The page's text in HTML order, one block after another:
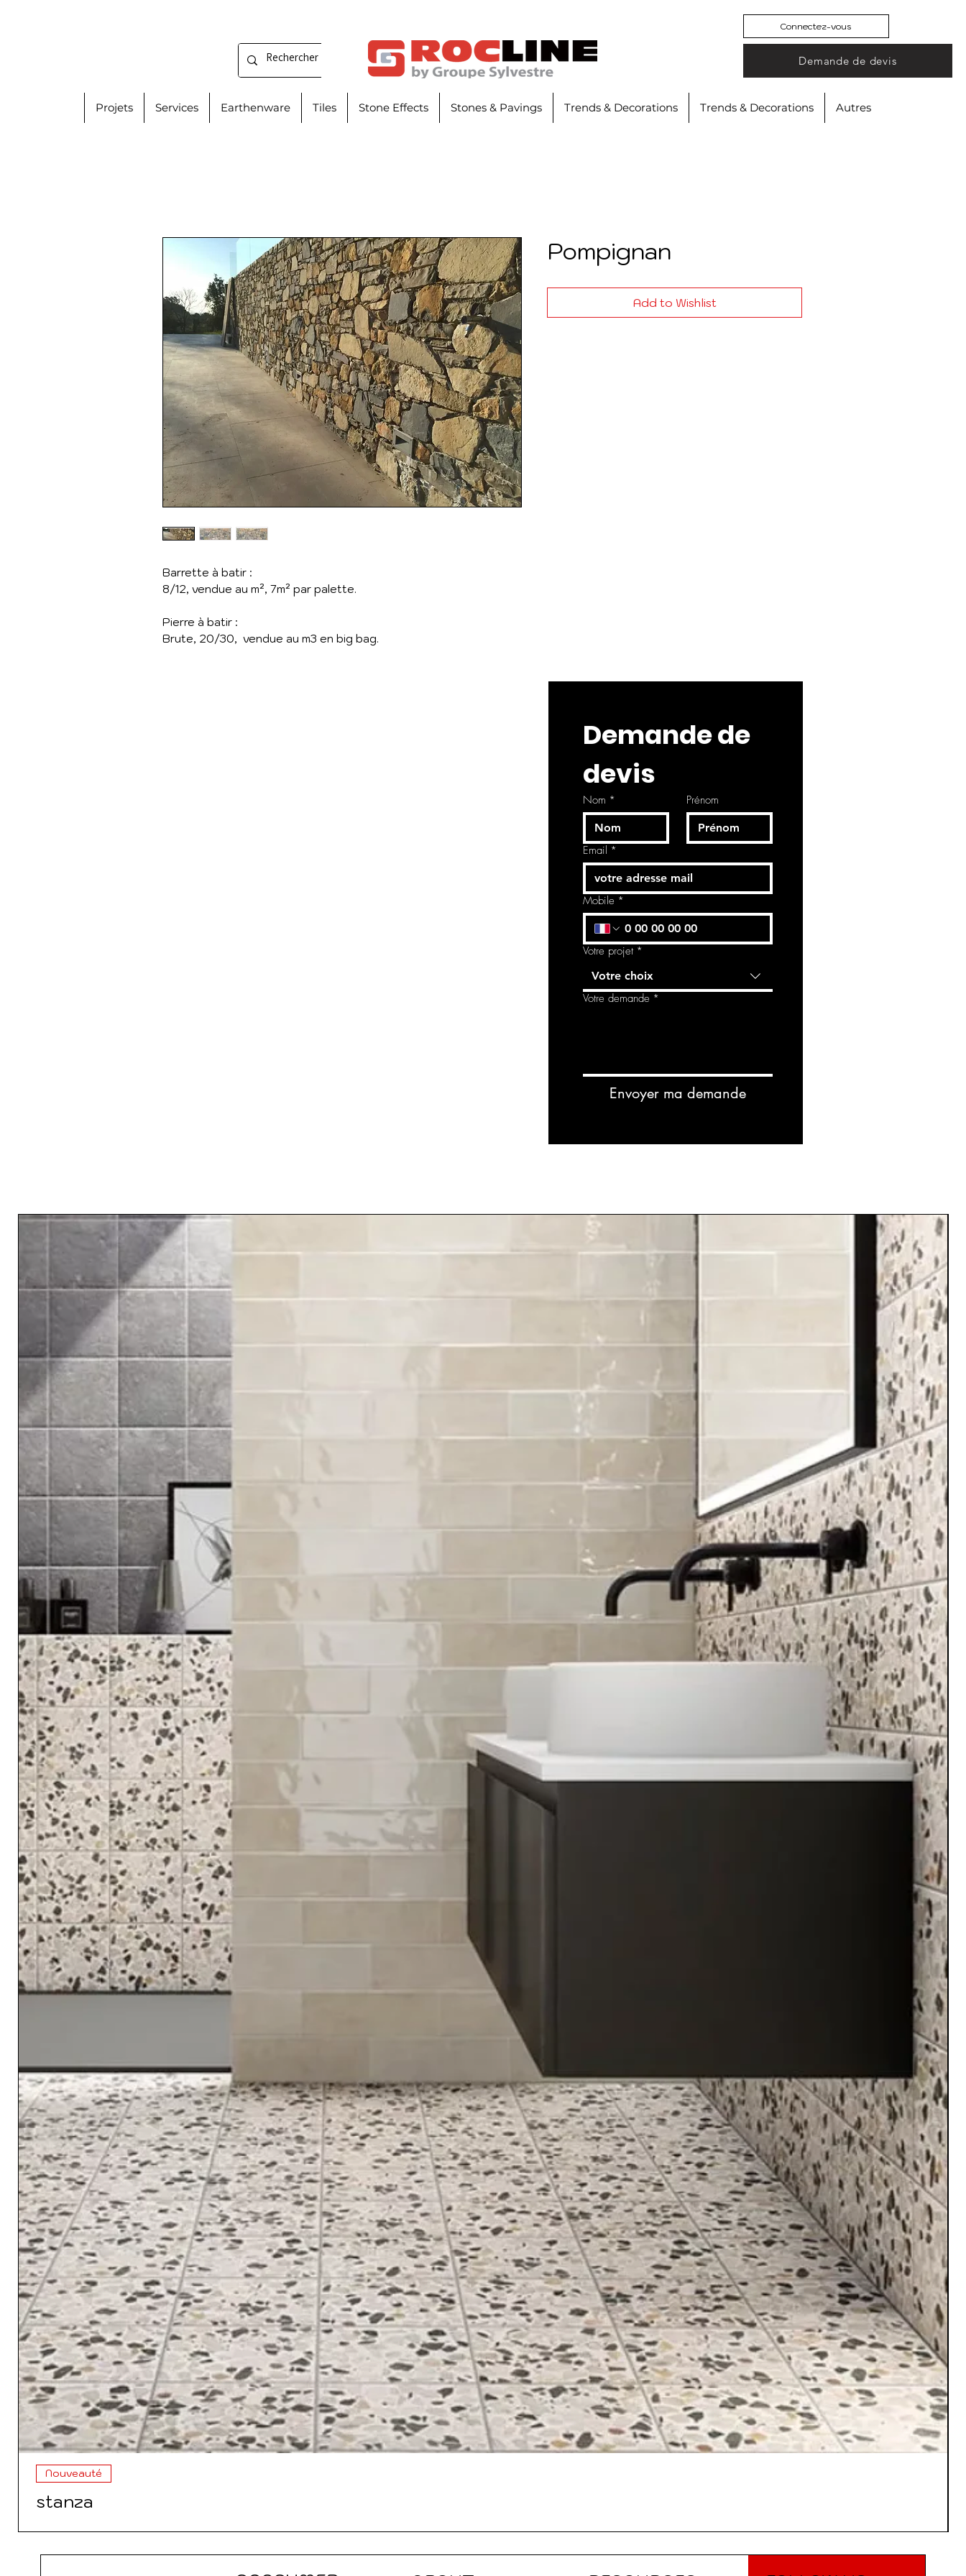
Connectez-vous
Demande de devis
Projets Services Earthenware Tiles Stone Effects Stones & Pavings Trends & Decorations Trends & Decorations Autres
Barrette à batir :
8/12, vendue au m², 7m² par palette.
Pierre à batir :
Brute, 20/30, vendue au m3 en big bag.
Pompignan
Add to Wishlist
Demande de
devis
Nom * Prénom
Email *
Mobile *
Votre projet *
Votre choix
Votre demande *
Envoyer ma demande
Nouveauté
stanza